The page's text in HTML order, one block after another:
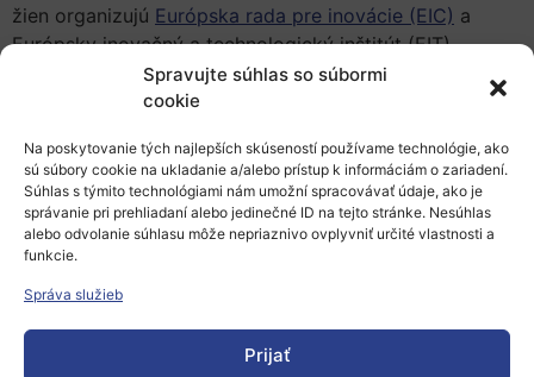
Spravujte súhlas so súbormi
cookie
Na poskytovanie tých najlepších skúseností používame technológie, ako
sú súbory cookie na ukladanie a/alebo prístup k informáciám o zariadení.
Súhlas s týmito technológiami nám umožní spracovávať údaje, ako je
správanie pri prehliadaní alebo jedinečné ID na tejto stránke. Nesúhlas
alebo odvolanie súhlasu môže nepriaznivo ovplyvniť určité vlastnosti a
funkcie.
Správa služieb
Prijať
žien organizujú Európska rada pre inovácie (EIC) a
Európsky inovačný a technologický inštitút (EIT)
špeciálne podujatie naživo vysielané so ženami
poháňajúcimi budúcnosť technológií v Európe. Podujatie
výskum, kultúru, vzdelávanie a mládež.
Panelovú diskusiu bude moderovaťKinga Stanislawska
zakladateľka fondu Experior Venture Fund a členka
poradného výboru EIC, a bude zahŕňať:
Maria Fátima Lucas, spoluzakladateľka a generálna
riaditeľka spoločnostiZYMVOL, víťazka Ceny EÚ
pre ženy inovátorky do roku 2020 a